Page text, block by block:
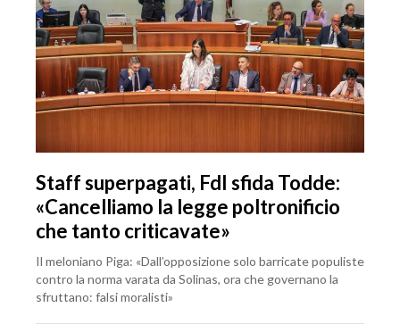
Staff superpagati, FdI sfida Todde:
«Cancelliamo la legge poltronificio
che tanto criticavate»
Il meloniano Piga: «Dall’opposizione solo barricate populiste
contro la norma varata da Solinas, ora che governano la
sfruttano: falsi moralisti»